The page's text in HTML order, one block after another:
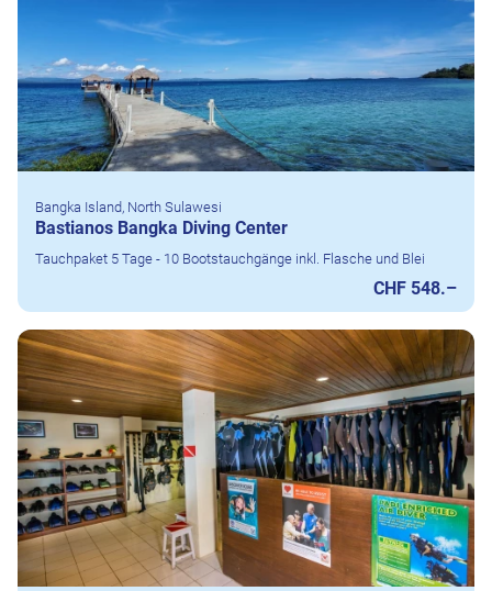
Bangka Island, North Sulawesi
Bastianos Bangka Diving Center
Tauchpaket 5 Tage - 10 Bootstauchgänge inkl. Flasche und Blei
CHF 548.–